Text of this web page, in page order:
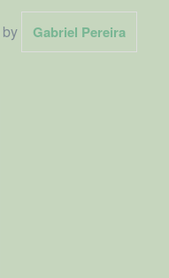
by Gabriel Pereira